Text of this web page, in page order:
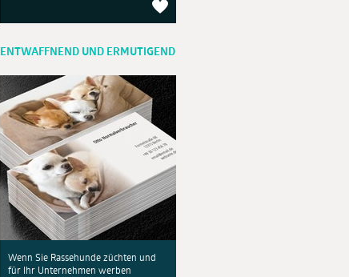
ENTWAFFNEND UND ERMUTIGEND
Wenn Sie Rassehunde züchten und
für Ihr Unternehmen werben